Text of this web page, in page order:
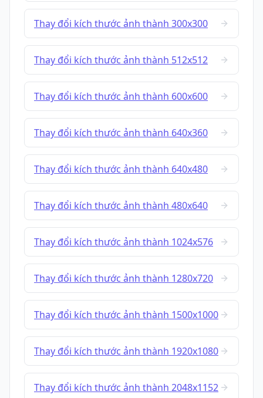
Thay đổi kích thước ảnh thành 300x300
Thay đổi kích thước ảnh thành 512x512
Thay đổi kích thước ảnh thành 600x600
Thay đổi kích thước ảnh thành 640x360
Thay đổi kích thước ảnh thành 640x480
Thay đổi kích thước ảnh thành 480x640
Thay đổi kích thước ảnh thành 1024x576
Thay đổi kích thước ảnh thành 1280x720
Thay đổi kích thước ảnh thành 1500x1000
Thay đổi kích thước ảnh thành 1920x1080
Thay đổi kích thước ảnh thành 2048x1152